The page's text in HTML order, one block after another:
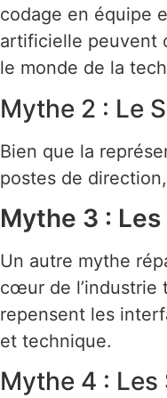
codage en équipe
artificielle peuvent
le monde de la
Mythe 2 : Le
Bien que la
postes de
Mythe 3 :
Un autre mythe
cœur de l’industrie
repensent les
et technique.
Mythe 4 :